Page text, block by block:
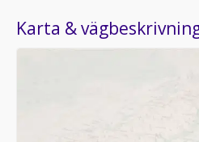
Karta &